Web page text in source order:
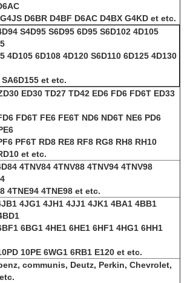
D6BR D4BF D6AC D4BX G4KD et etc.
S4D95 S6D95 6D95 S6D102 4D105
4D105 6D108 4D120 S6D110 6D125 4D130
SA6D155 et etc.
ED30 TD27 TD42 ED6 FD6 FD6T ED33
FD6T FE6 FE6T ND6 ND6T NE6 PD6
PF6T RD8 RE8 RF8 RG8 RH8 RH10
et etc.
4TNV84 4TNV88 4TNV94 4TNV98
4TNE94 4TNE98 et etc.
4JG1 4JH1 4JJ1 4JK1 4BA1 4BB1
6BG1 4HE1 6HE1 6HF1 4HG1 6HH1
10PE 6WG1 6RB1 E120 et etc.
communis, Deutz, Perkin, Chevrolet,